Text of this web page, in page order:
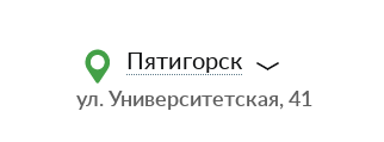
Пятигорск
ул. Университетская, 41